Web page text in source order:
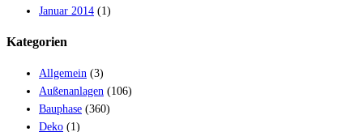
Januar 2014 (1)
Kategorien
Allgemein (3)
Außenanlagen (106)
Bauphase (360)
Deko (1)